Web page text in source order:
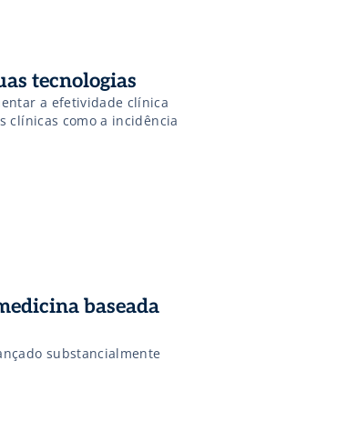
tecnologias
a efetividade clínica
clínicas como a incidência
baseada
substancialmente